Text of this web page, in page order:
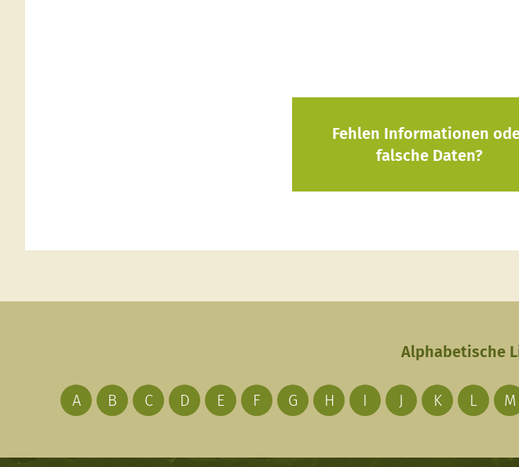
Fehlen Informationen
falsche Daten?
Alphabetische
A B C D E F G H I J K L M